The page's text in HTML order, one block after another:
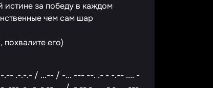
за победу в каждом
чем сам шар
его)
.-- .-.-.- / ...-- / -... --- --. .- - -.-- .... -